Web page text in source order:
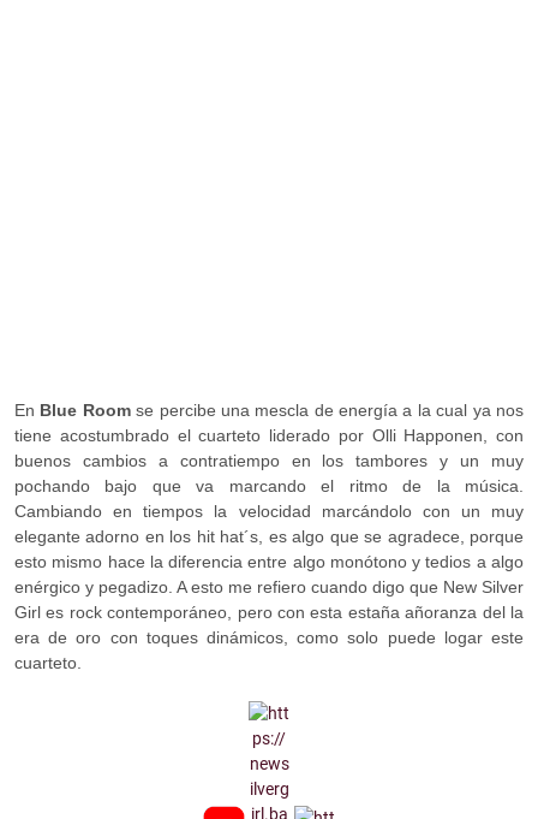
En Blue Roomse percibe una mescla de energía a la cual ya nos
tiene acostumbrado el cuarteto liderado por Olli Happonen, con
buenos cambios a contratiempo en los tambores y un muy
pochando bajo que va marcando el ritmo de la música.
Cambiando en tiempos la velocidad marcándolo con un muy
elegante adorno en los hit hat´s, es algo que se agradece, porque
esto mismo hace la diferencia entre algo monótono y tedios a algo
enérgico y pegadizo. A esto me refiero cuando digo que New Silver
Girl es rock contemporáneo, pero con esta estaña añoranza del la
era de oro con toques dinámicos, como solo puede logar este
cuarteto.